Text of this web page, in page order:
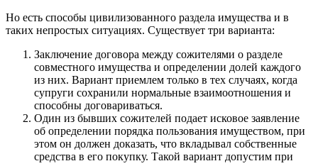
Но есть способы цивилизованного раздела имущества и в
таких непростых ситуациях. Существует три варианта:
Заключение договора между сожителями о разделе
совместного имущества и определении долей каждого
из них. Вариант приемлем только в тех случаях, когда
супруги сохранили нормальные взаимоотношения и
способны договариваться.
Один из бывших сожителей подает исковое заявление
об определении порядка пользования имуществом, при
этом он должен доказать, что вкладывал собственные
средства в его покупку. Такой вариант допустим при